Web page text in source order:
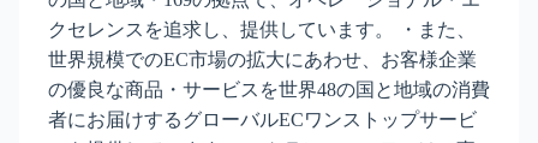
クセレンスを追求し、提供しています。 ・また、
世界規模でのEC市場の拡大にあわせ、お客様企業
の優良な商品・サービスを世界48の国と地域の消費
者にお届けするグローバルECワンストップサービ